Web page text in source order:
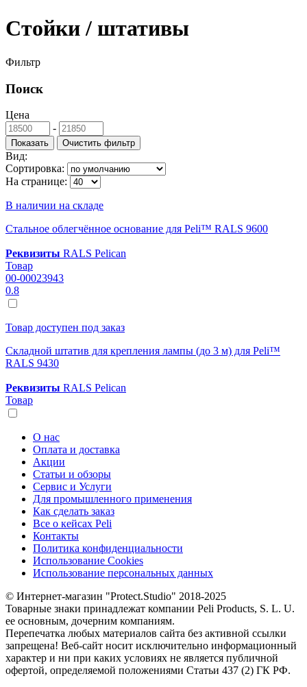
Стойки / штативы
Фильтр
Поиск
Цена
-
Вид:
Сортировка:
На странице:
В наличии на складе
Стальное облегчённое основание для Peli™ RALS 9600
Реквизиты RALS Pelican
Товар
00-00023943
0.8
Товар доступен под заказ
Складной штатив для крепления лампы (до 3 м) для Peli™
RALS 9430
Реквизиты RALS Pelican
Товар
О нас
Оплата и доставка
Акции
Статьи и обзоры
Сервис и Услуги
Для промышленного применения
Как сделать заказ
Все о кейсах Peli
Контакты
Политика конфиденциальности
Использование Cookies
Использование персональных данных
© Интернет-магазин "Protect.Studio" 2018-2025
Товарные знаки принадлежат компании Peli Products, S. L. U.
ее основным, дочерним компаниям.
Перепечатка любых материалов сайта без активной ссылки
запрещена! Веб-сайт носит исключительно информационный
характер и ни при каких условиях не является публичной
офертой, определяемой положениями Статьи 437 (2) ГК РФ.